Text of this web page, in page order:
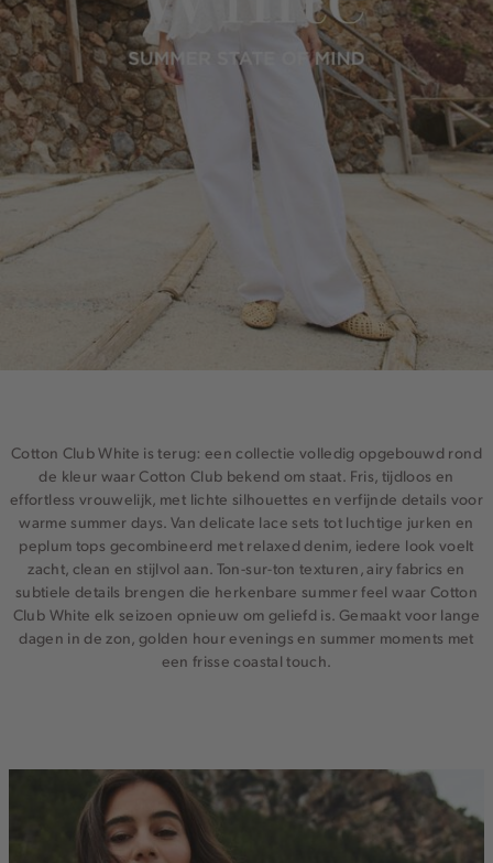
Cotton Club White is terug: een collectie volledig opgebouwd rond
de kleur waar Cotton Club bekend om staat. Fris, tijdloos en
effortless vrouwelijk, met lichte silhouettes en verfijnde details voor
warme summer days. Van delicate lace sets tot luchtige jurken en
peplum tops gecombineerd met relaxed denim, iedere look voelt
zacht, clean en stijlvol aan. Ton-sur-ton texturen, airy fabrics en
subtiele details brengen die herkenbare summer feel waar Cotton
Club White elk seizoen opnieuw om geliefd is. Gemaakt voor lange
dagen in de zon, golden hour evenings en summer moments met
een frisse coastal touch.